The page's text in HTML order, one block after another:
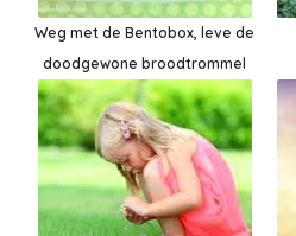
Weg met de Bentobox, leve de
doodgewone broodtrommel